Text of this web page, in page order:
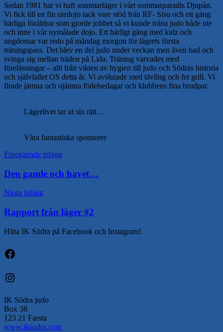
Sedan 1981 har vi haft sommarläger i vårt sommarparadis Djupån.
Vi fick till en fin utedojo tack vare stöd från RF- Sisu och ett gäng
härliga föräldrar som gjorde jobbet så vi kunde träna judo både ute
och inne i vår nymålade dojo. Ett härligt gäng med kidz och
ungdomar var redo på måndag morgon för lägrets första
träningspass. Det blev en del judo under veckan men även bad och
svinga sig mellan träden på Lida. Träning varvades med
föreläsningar – allt från vikten av hygien till judo och Södras historia
och självfallet OS detta år. Vi avslutade med tävling och fet grill. Vi
firade jämna och ojämna födelsedagar och klubbens fina brudpar.
Lägerlivet tar ut sin rätt…
Våra fantastiska sponsorer
Inläggsnavigering
Föregående inlägg
Den gamle och havet…
Nästa inlägg
Rapport från läger #2
Hitta IK Södra på Facebook och Instagram!
Facebook
Instagram
IK Södra judo
Box 38
123 21 Farsta
www.iksodra.com